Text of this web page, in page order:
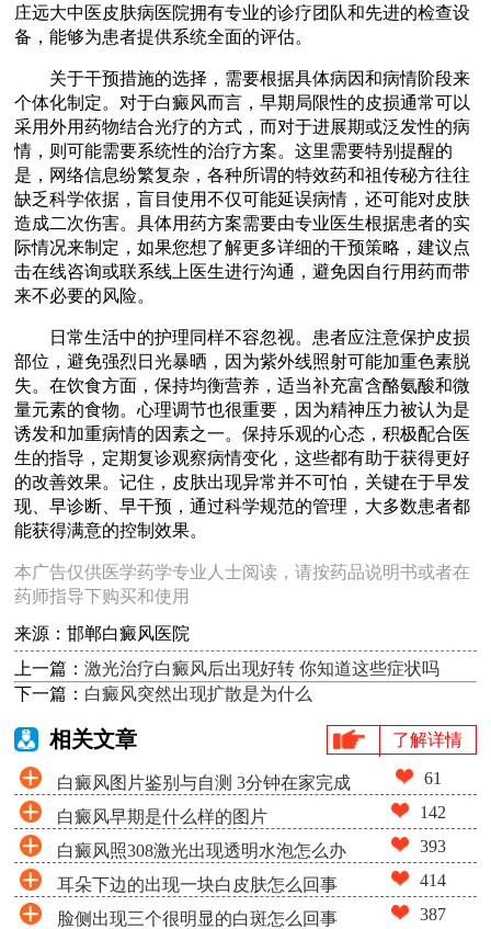
庄远大中医皮肤病医院拥有专业的诊疗团队和先进的检查设
备，能够为患者提供系统全面的评估。
关于干预措施的选择，需要根据具体病因和病情阶段来
个体化制定。对于白癜风而言，早期局限性的皮损通常可以
采用外用药物结合光疗的方式，而对于进展期或泛发性的病
情，则可能需要系统性的治疗方案。这里需要特别提醒的
是，网络信息纷繁复杂，各种所谓的特效药和祖传秘方往往
缺乏科学依据，盲目使用不仅可能延误病情，还可能对皮肤
造成二次伤害。具体用药方案需要由专业医生根据患者的实
际情况来制定，如果您想了解更多详细的干预策略，建议点
击在线咨询或联系线上医生进行沟通，避免因自行用药而带
来不必要的风险。
日常生活中的护理同样不容忽视。患者应注意保护皮损
部位，避免强烈日光暴晒，因为紫外线照射可能加重色素脱
失。在饮食方面，保持均衡营养，适当补充富含酪氨酸和微
量元素的食物。心理调节也很重要，因为精神压力被认为是
诱发和加重病情的因素之一。保持乐观的心态，积极配合医
生的指导，定期复诊观察病情变化，这些都有助于获得更好
的改善效果。记住，皮肤出现异常并不可怕，关键在于早发
现、早诊断、早干预，通过科学规范的管理，大多数患者都
能获得满意的控制效果。
本广告仅供医学药学专业人士阅读，请按药品说明书或者在
药师指导下购买和使用
来源：邯郸白癜风医院
上一篇：激光治疗白癜风后出现好转 你知道这些症状吗
下一篇： 白癜风突然出现扩散是为什么
相关文章 了解详情
白癜风图片鉴别与自测 3分钟在家完成
白斑筛查
61
白癜风早期是什么样的图片 142
白癜风照308激光出现透明水泡怎么办 393
耳朵下边的出现一块白皮肤怎么回事 414
脸侧出现三个很明显的白斑怎么回事 387